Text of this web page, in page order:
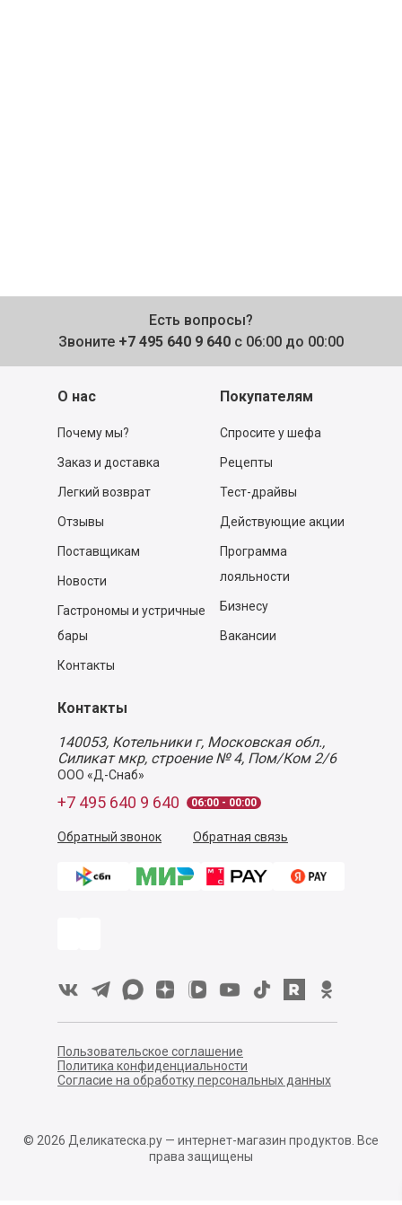
Есть вопросы?
Звоните +7 495 640 9 640 с 06:00 до 00:00
О нас
Почему мы?
Заказ и доставка
Легкий возврат
Отзывы
Поставщикам
Новости
Гастрономы и устричные
бары
Контакты
Покупателям
Спросите у шефа
Рецепты
Тест-драйвы
Действующие акции
Программа
лояльности
Бизнесу
Вакансии
Контакты
140053, Котельники г, Московская обл.,
Силикат мкр, строение № 4, Пом/Ком 2/6
ООО «Д-Снаб»
+7 495 640 9 640 06:00 - 00:00
Обратный звонок Обратная связь
Пользовательское соглашение
Политика конфиденциальности
Согласие на обработку персональных данных
© 2026 Деликатеска.ру — интернет-магазин продуктов. Все
права защищены